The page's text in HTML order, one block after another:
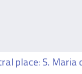
place: S.